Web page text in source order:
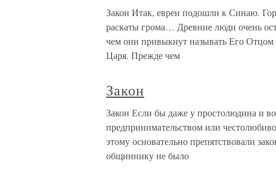
Закон Итак, евреи подошли к Синаю.
раскаты грома… Древние люди очень
чем они привыкнут называть Его
Царя. Прежде чем
Закон
Закон Если бы даже у простолюдина и
предпринимательством или
этому основательно препятствовали
общиннику не было